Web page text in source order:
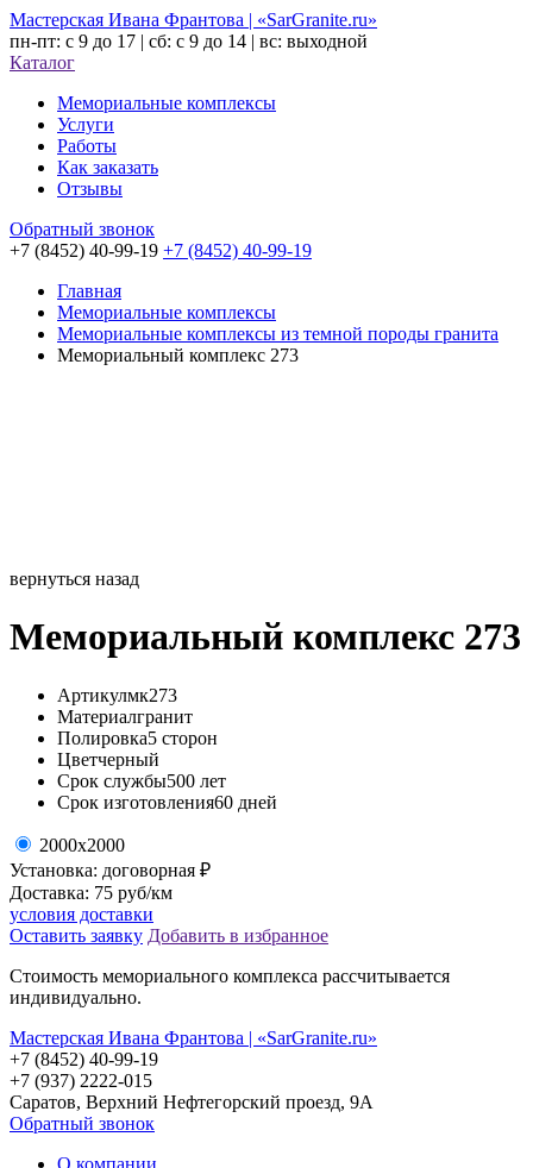
Мастерская Ивана Франтова | «SarGranite.ru»
пн-пт: с 9 до 17 | сб: с 9 до 14 | вс: выходной
Каталог
Мемориальные комплексы
Услуги
Работы
Как заказать
Отзывы
Обратный звонок
+7 (8452) 40-99-19 +7 (8452) 40-99-19
Главная
Мемориальные комплексы
Мемориальные комплексы из темной породы гранита
Мемориальный комплекс 273
вернуться назад
Мемориальный комплекс 273
Артикулмк273
Материалгранит
Полировка5 сторон
Цветчерный
Срок службы500 лет
Срок изготовления60 дней
2000х2000
Установка: договорная ₽
Доставка: 75 руб/км
условия доставки
Оставить заявку Добавить в избранное
Стоимость мемориального комплекса рассчитывается
индивидуально.
Мастерская Ивана Франтова | «SarGranite.ru»
+7 (8452) 40-99-19
+7 (937) 2222-015
Саратов, Верхний Нефтегорский проезд, 9А
Обратный звонок
О компании